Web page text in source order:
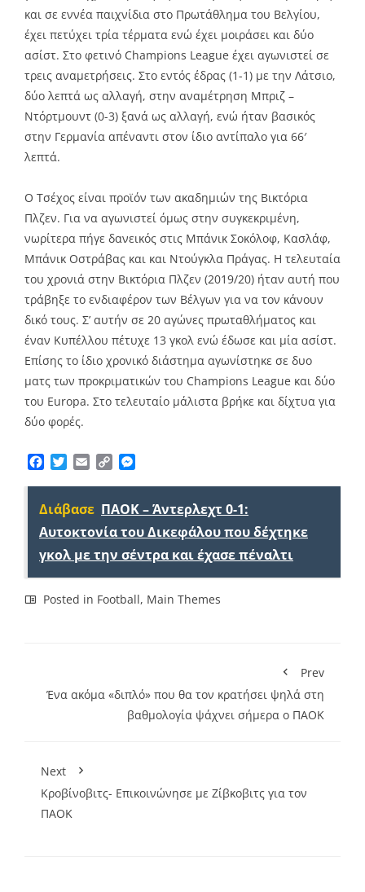
και σε εννέα παιχνίδια στο Πρωτάθλημα του Βελγίου,
έχει πετύχει τρία τέρματα ενώ έχει μοιράσει και δύο
ασίστ. Στο φετινό Champions League έχει αγωνιστεί σε
τρεις αναμετρήσεις. Στο εντός έδρας (1-1) με την Λάτσιο,
δύο λεπτά ως αλλαγή, στην αναμέτρηση Μπριζ –
Ντόρτμουντ (0-3) ξανά ως αλλαγή, ενώ ήταν βασικός
στην Γερμανία απέναντι στον ίδιο αντίπαλο για 66′
λεπτά.
Ο Τσέχος είναι προϊόν των ακαδημιών της Βικτόρια
Πλζεν. Για να αγωνιστεί όμως στην συγκεκριμένη,
νωρίτερα πήγε δανεικός στις Μπάνικ Σοκόλοφ, Κασλάφ,
Μπάνικ Οστράβας και και Ντούγκλα Πράγας. Η τελευταία
του χρονιά στην Βικτόρια Πλζεν (2019/20) ήταν αυτή που
τράβηξε το ενδιαφέρον των Βέλγων για να τον κάνουν
δικό τους. Σ’ αυτήν σε 20 αγώνες πρωταθλήματος και
έναν Κυπέλλου πέτυχε 13 γκολ ενώ έδωσε και μία ασίστ.
Επίσης το ίδιο χρονικό διάστημα αγωνίστηκε σε δυο
ματς των προκριματικών του Champions League και δύο
του Europa. Στο τελευταίο μάλιστα βρήκε και δίχτυα για
δύο φορές.
Facebook
TwitterEmailCopy
Διάβασε ΠΑΟΚ – Άντερλεχτ 0-1:
Αυτοκτονία του Δικεφάλου που δέχτηκε
γκολ με την σέντρα και έχασε πέναλτι
Posted in Football, Main Themes
Prev
Ένα ακόμα «διπλό» που θα τον κρατήσει ψηλά στη
βαθμολογία ψάχνει σήμερα ο ΠΑΟΚ
Next
Κροβίνοβιτς- Επικοινώνησε με Ζίβκοβιτς για τον
ΠΑΟΚ